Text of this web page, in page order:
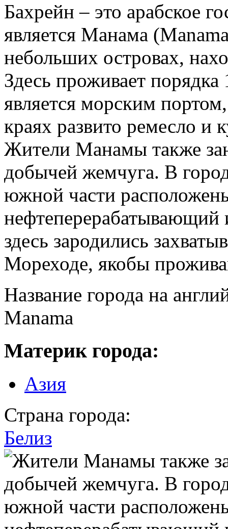
Бахрейн – это арабское
является Манама
небольших островах,
Здесь проживает
является морским
краях развито ремесло и
Жители Манамы также
добычей жемчуга. В
южной части
здесь зародились
Мореходе, якобы
Название города на
Manama
Материк города:
Азия
Страна города:
Белиз